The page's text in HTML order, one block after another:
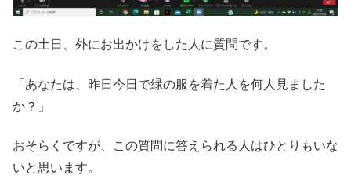
この土日、外にお出かけをした人に質問です。
「あなたは、昨日今日で緑の服を着た人を何人見ました
か？」
おそらくですが、この質問に答えられる人はひとりもいな
いと思います。